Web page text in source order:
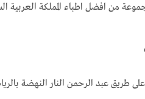
من افضل اطباء المملكة العربية
طريق عبد الرحمن النار النهضة